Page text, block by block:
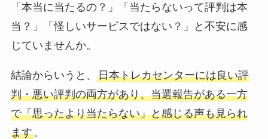
「本当に当たるの？」「当たらないって評判は本
当？」「怪しいサービスではない？」と不安に感
じていませんか。
結論からいうと、 日本トレカセンターには良い評
判・悪い評判の両方があり、当選報告がある一方
で「思ったより当たらない」と感じる声も見られ
ます。